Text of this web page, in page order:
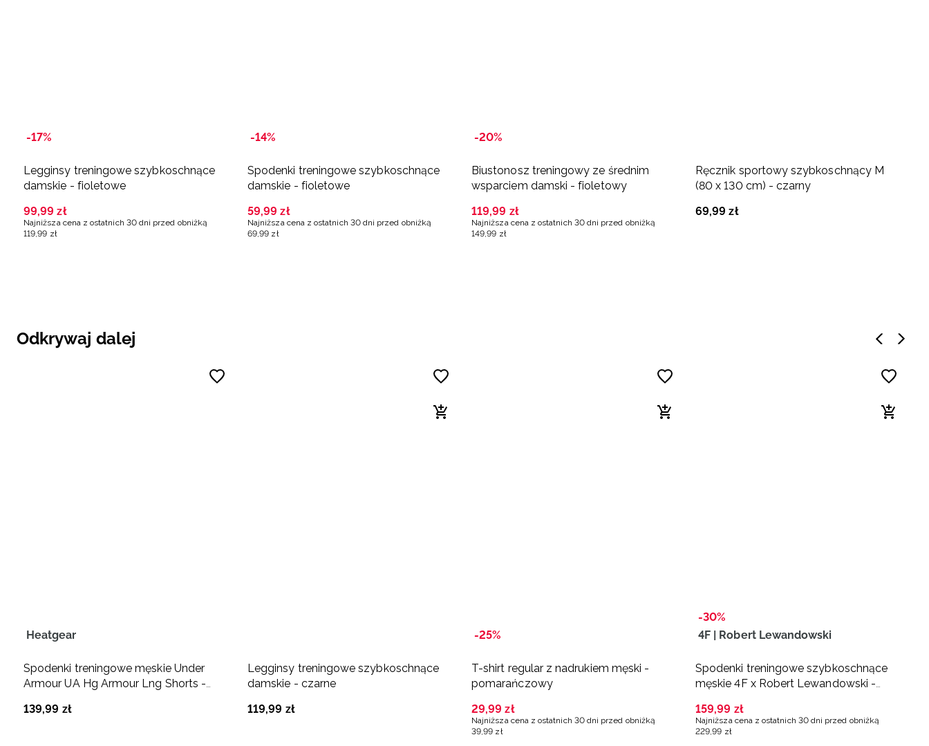
-17%
Legginsy treningowe szybkoschnące
damskie - fioletowe
99,99 zł
Najniższa cena z ostatnich 30 dni przed obniżką
119 ,99 zł
-14%
Spodenki treningowe szybkoschnące
damskie - fioletowe
59,99 zł
Najniższa cena z ostatnich 30 dni przed obniżką
69 ,99 zł
-20%
Biustonosz treningowy ze średnim
wsparciem damski - fioletowy
119,99 zł
Najniższa cena z ostatnich 30 dni przed obniżką
149 ,99 zł
Ręcznik sportowy szybkoschnący M
(80 x 130 cm) - czarny
69,99 zł
Odkrywaj dalej
Heatgear
Spodenki treningowe męskie Under
Armour UA Hg Armour Lng Shorts -
139,99 zł
Legginsy treningowe szybkoschnące
damskie - czarne
119,99 zł
-25%
T-shirt regular z nadrukiem męski -
pomarańczowy
29,99 zł
Najniższa cena z ostatnich 30 dni przed obniżką
39,99 zł
-30%
4F | Robert Lewandowski
Spodenki treningowe szybkoschnące
męskie 4F x Robert Lewandowski -
159,99 zł
Najniższa cena z ostatnich 30 dni przed obniżką
229,99 zł